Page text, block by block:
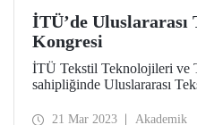
İTÜ’de Uluslararası
Kongresi
İTÜ Tekstil Teknolojileri ve
sahipliğinde Uluslararası
tarihlerinde düzenlendi.
21 Mar 2023 Akademik